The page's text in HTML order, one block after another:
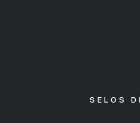
SELOS